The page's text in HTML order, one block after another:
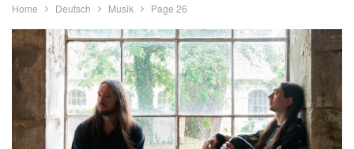
Home Deutsch Musik Page 26